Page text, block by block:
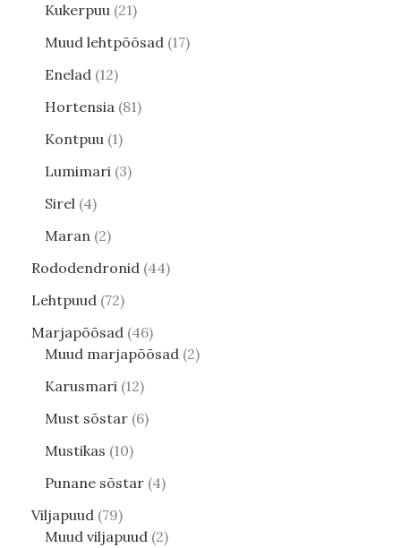
Kukerpuu 21
Muud lehtpõõsad 17
Enelad 12
Hortensia 81
Kontpuu 1
Lumimari 3
Sirel 4
Maran 2
Rododendronid 44
Lehtpuud 72
Marjapõõsad 46
Muud marjapõõsad 2
Karusmari 12
Must sõstar 6
Mustikas 10
Punane sõstar 4
Viljapuud 79
Muud viljapuud 2